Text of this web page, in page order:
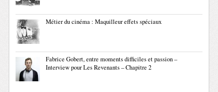
Métier du cinéma : Maquilleur effets spéciaux
Fabrice Gobert, entre moments difficiles et passion –
Interview pour Les Revenants – Chapitre 2